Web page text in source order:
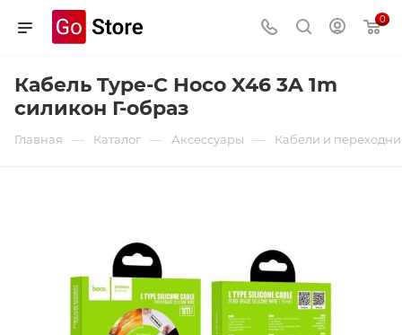
0
Кабель Type-C Hoco X46 3A 1m
силикон Г-образ
Главная — Каталог — Аксессуары — Кабели и